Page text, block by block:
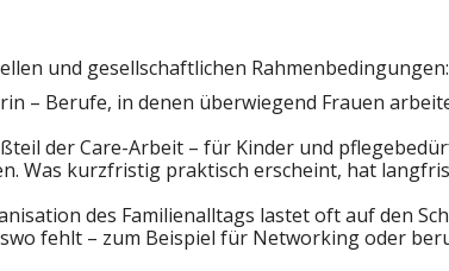
und gesellschaftlichen Rahmenbedingungen:
– Berufe, in denen überwiegend Frauen
der Care-Arbeit – für Kinder und
Was kurzfristig praktisch erscheint, hat
des Familienalltags lastet oft auf den
fehlt – zum Beispiel für Networking oder